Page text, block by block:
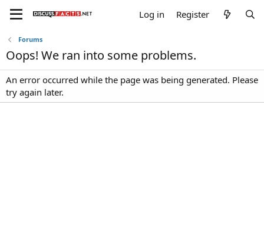
Log in Register
Forums
Oops! We ran into some problems.
An error occurred while the page was being generated. Please
try again later.